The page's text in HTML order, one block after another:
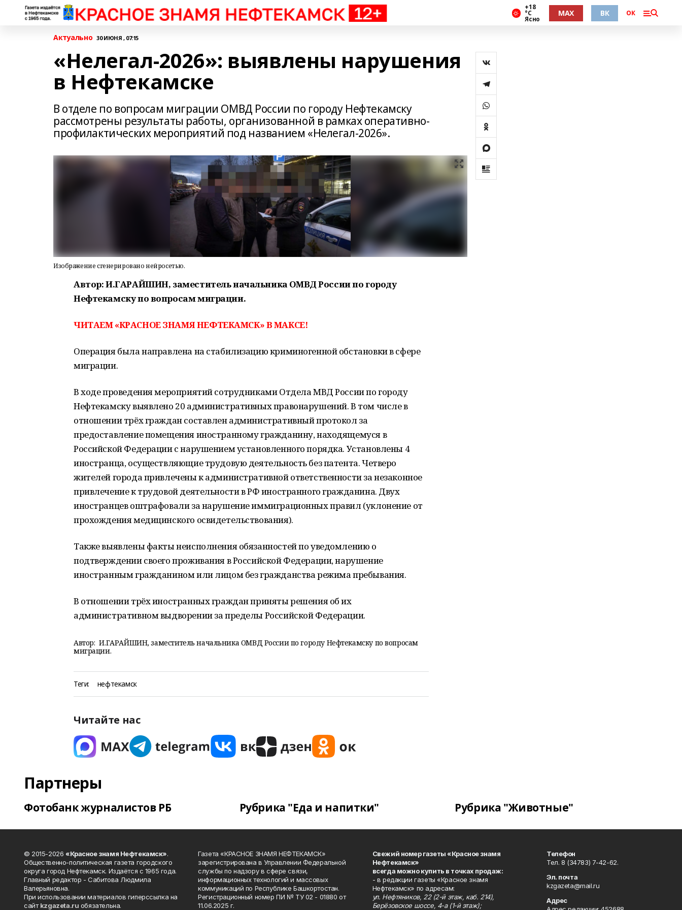
+18
°С
Ясно
MAX ВК ОК
Актуально 30 ИЮНЯ , 07:15
«Нелегал-2026»: выявлены нарушения
в Нефтекамске
В отделе по вопросам миграции ОМВД России по городу Нефтекамску
рассмотрены результаты работы, организованной в рамках оперативно-
профилактических мероприятий под названием «Нелегал-2026».
Изображение сгенерировано нейросетью.
Автор: И.ГАРАЙШИН, заместитель начальника ОМВД России по городу
Нефтекамску по вопросам миграции.
ЧИТАЕМ «КРАСНОЕ ЗНАМЯ НЕФТЕКАМСК» В МАКСЕ!
Операция была направлена на стабилизацию криминогенной обстановки в сфере
миграции.
В ходе проведения мероприятий сотрудниками Отдела МВД России по городу
Нефтекамску выявлено 20 административных правонарушений. В том числе в
отношении трёх граждан составлен административный протокол за
предоставление помещения иностранному гражданину, находящемуся в
Российской Федерации с нарушением установленного порядка. Установлены 4
иностранца, осуществляющие трудовую деятельность без патента. Четверо
жителей города привлечены к административной ответственности за незаконное
привлечение к трудовой деятельности в РФ иностранного гражданина. Двух
иностранцев оштрафовали за нарушение иммиграционных правил (уклонение от
прохождения медицинского освидетельствования).
Также выявлены факты неисполнения обязанностей по уведомлению о
подтверждении своего проживания в Российской Федерации, нарушение
иностранным гражданином или лицом без гражданства режима пребывания.
В отношении трёх иностранных граждан приняты решения об их
административном выдворении за пределы Российской Федерации.
Автор: И.ГАРАЙШИН, заместитель начальника ОМВД России по городу Нефтекамску по вопросам
миграции.
Теги: нефтекамск
Читайте нас
Партнеры
Фотобанк журналистов РБ Рубрика "Еда и напитки" Рубрика "Животные"
© 2015-2026 «Красное знамя Нефтекамск».
Общественно-политическая газета городского
округа город Нефтекамск. Издаётся с 1965 года.
Главный редактор - Сабитова Людмила
Валерьяновна.
При использовании материалов гиперссылка на
сайтkzgazeta.ru обязательна.
Газета «КРАСНОЕ ЗНАМЯ НЕФТЕКАМСК»
зарегистрирована в Управлении Федеральной
службы по надзору в сфере связи,
информационных технологий и массовых
коммуникаций по Республике Башкортостан.
Регистрационный номер ПИ № ТУ 02 - 01880 от
11.06.2025 г.
Свежий номер газеты «Красное знамя
Нефтекамск»
всегда можно купить в точках продаж:
- в редакции газеты «Красное знамя
Нефтекамск» по адресам:
ул. Нефтяников, 22 (2-й этаж, каб. 214),
Берёзовское шоссе, 4-а (1-й этаж);
Телефон
Тел. 8 (34783) 7-42-62.
Эл. почта
kzgazeta@mail.ru
Адрес